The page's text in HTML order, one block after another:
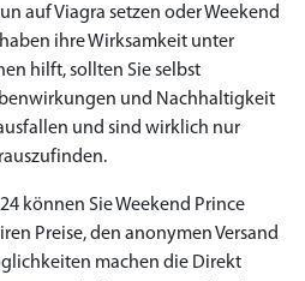
auf Viagra setzen oder Weekend
ihre Wirksamkeit unter
hilft, sollten Sie selbst
und Nachhaltigkeit
und sind wirklich nur
können Sie Weekend Prince
Preise, den anonymen Versand
machen die Direkt